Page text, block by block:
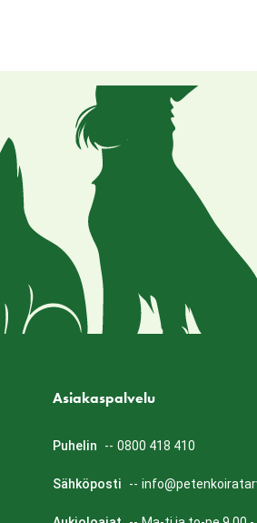
Asiakaspalvelu
Puhelin -- 0800 418 410
Sähköposti --